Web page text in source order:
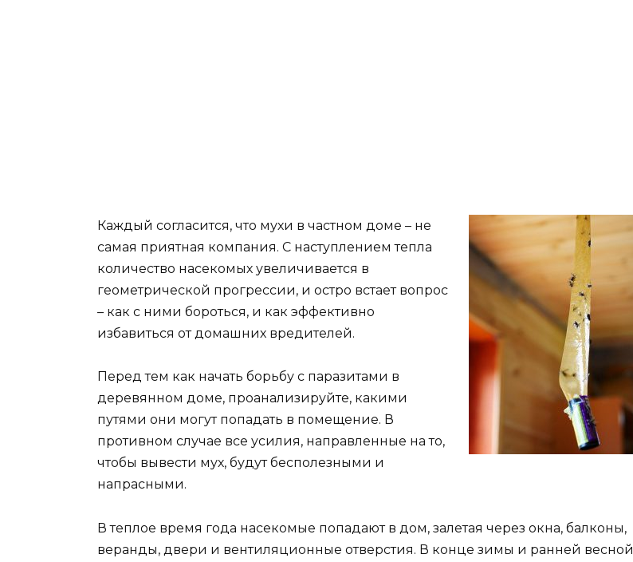
Каждый согласится, что мухи в частном доме – не
самая приятная компания. С наступлением тепла
количество насекомых увеличивается в
геометрической прогрессии, и остро встает вопрос
– как с ними бороться, и как эффективно
избавиться от домашних вредителей.
Перед тем как начать борьбу с паразитами в
деревянном доме, проанализируйте, какими
путями они могут попадать в помещение. В
противном случае все усилия, направленные на то,
чтобы вывести мух, будут бесполезными и
напрасными.
В теплое время года насекомые попадают в дом, залетая через окна, балконы,
веранды, двери и вентиляционные отверстия. В конце зимы и ранней весной